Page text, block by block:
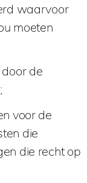
waarvoor
moeten
de
voor de
die
die recht op